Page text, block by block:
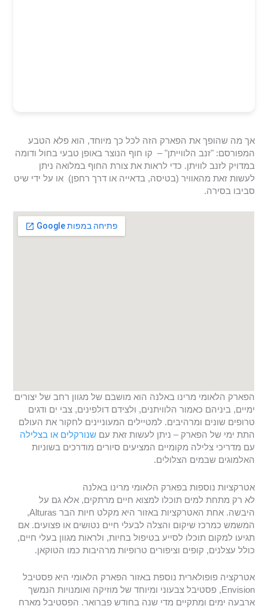
אך מה שהופך את הפארק הזה לכל כך מיוחד, הוא פלא הטבע
המפורסם: "זנב הלווייתן" – קו חוף הנוצר באופן טבעי בחול ודומה
במדויק לזנב לוויתן. כדי לראות את צורת החוף במלואה ניתן
לעשות זאת מהאוויר (בטיסה, בדאייה או דרך רחפן) או על ידי שיט
סביבו בסירה.
הפארק הלאומי מרינו באלנה הוא מושבם של מגוון רחב של יצורים
ימיים, ביניהם כאמור הלוויתנים, ולצידם דולפינים, צבי ים ודגים
טרופים שונים ומרהיבים. למטיילים המעוניינים לחקור את העולם
התת ימי של הפארק – ניתן לעשות זאת עםשנורקלים או בצלילה
עם מדריכי צלילה מקומיים המציעים סיורים מודרכים בשוניות
האלמוגים שבמים הצלולים.
אטרקציות נוספות בפארק הלאומי מרינו באלנה
לא רק מתחת למים תוכלו למצוא חיים מרתקים, אלא גם על
היבשה. אחת האטרקציות באזור היא מקלט חיות הבר Alturas,
המשמש כמרכז שיקום והצלה לבעלי חיים נטושים או פצועים. אם
תגיעו למקום תוכלו לסייע בטיפול בחיות, ולראות מגוון בעלי חיים,
כולל עצלנים, קופים וציפורים טרופיות מרהיבות כמו הטוקאן.
אטרקציה פופולארית נוספת באזור הפארק הלאומי היא פסטיבל
Envision, פסטיבל צבעוני ומיוחד של מוזיקה ואומנויות הנמשך
ארבעה ימים ומתקיים מדי שנה בחודש פברואר. הפסטיבל מארח